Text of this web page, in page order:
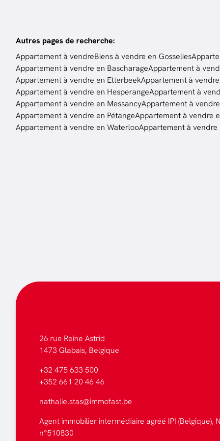
Autres pages de recherche:
Appartement à vendreBiens à vendre en Gosselies
Appartement à vendre en BascharageAppartement à
Appartement à vendre en EtterbeekAppartement à
Appartement à vendre en HesperangeAppartement à
Appartement à vendre en MessancyAppartement à
Appartement à vendre en PétangeAppartement à vendre
Appartement à vendre en WaterlooAppartement à vendre
26 rue Reine Astrid
1473 Glabais, Belgique
+32 475 633 500
+352 661 20 46 46
nathalie.stas@immofast.be
Agent immobilier intermédiaire agréé IPI (Belgique),
n°510830